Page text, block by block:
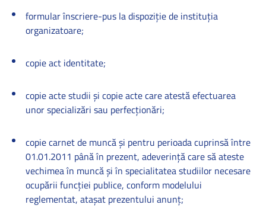
formular înscriere-pus la dispoziţie de instituţia
organizatoare;
copie act identitate;
copie acte studii şi copie acte care atestă efectuarea
unor specializări sau perfecţionări;
copie carnet de muncă şi pentru perioada cuprinsă între
01.01.2011 până în prezent, adeverinţă care să ateste
vechimea în muncă şi în specialitatea studiilor necesare
ocupării funcţiei publice, conform modelului
reglementat, ataşat prezentului anunţ;